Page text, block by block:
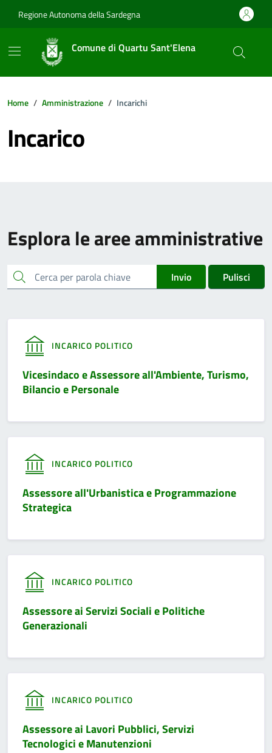
Regione Autonoma della Sardegna
Comune di Quartu Sant'Elena
Home Amministrazione Incarichi
Incarico
Esplora le aree amministrative
cerca Invio Pulisci
INCARICO POLITICO
Vicesindaco e Assessore all'Ambiente, Turismo,
Bilancio e Personale
INCARICO POLITICO
Assessore all'Urbanistica e Programmazione
Strategica
INCARICO POLITICO
Assessore ai Servizi Sociali e Politiche
Generazionali
INCARICO POLITICO
Assessore ai Lavori Pubblici, Servizi
Tecnologici e Manutenzioni